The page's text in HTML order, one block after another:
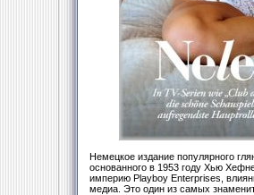
Немецкое издание популярного
основанного в 1953 году Хью
империю Playboy Enterprises,
медиа. Это один из самых